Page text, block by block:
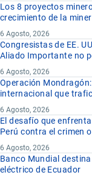
Los 8 proyectos
crecimiento de la
6 Agosto, 2026
Congresistas de EE.
Aliado Importante no
6 Agosto, 2026
Operación
internacional que
6 Agosto, 2026
El desafío que
Perú contra el crimen
6 Agosto, 2026
Banco Mundial
eléctrico de Ecuador